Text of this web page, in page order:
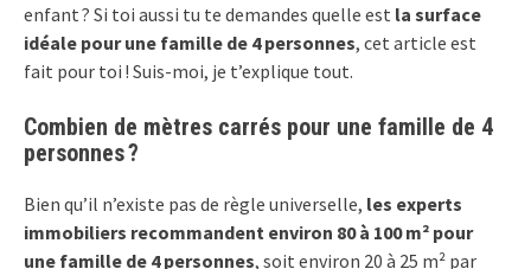
enfant ? Si toi aussi tu te demandes quelle est la surface
idéale pour une famille de 4 personnes, cet article est
fait pour toi ! Suis-moi, je t’explique tout.
Combien de mètres carrés pour une famille de 4
personnes ?
Bien qu’il n’existe pas de règle universelle, les experts
immobiliers recommandent environ 80 à 100 m² pour
une famille de 4 personnes, soit environ 20 à 25 m² par